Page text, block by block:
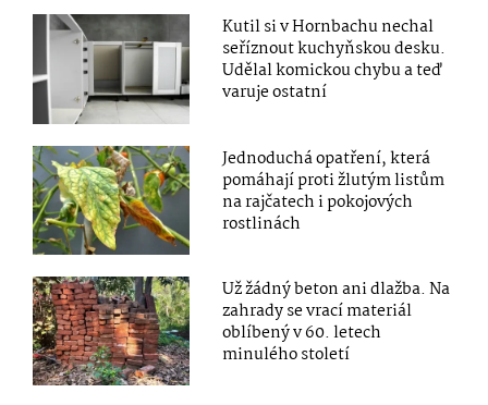
Kutil si v Hornbachu nechal
seříznout kuchyňskou desku.
Udělal komickou chybu a teď
varuje ostatní
Jednoduchá opatření, která
pomáhají proti žlutým listům
na rajčatech i pokojových
rostlinách
Už žádný beton ani dlažba. Na
zahrady se vrací materiál
oblíbený v 60. letech
minulého století